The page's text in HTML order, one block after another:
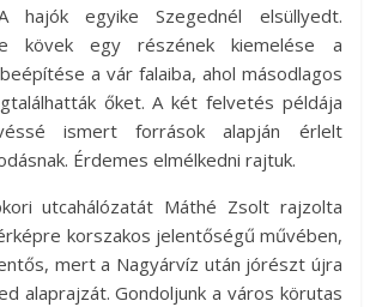
hajók egyike Szegednél elsüllyedt.
kövek egy részének kiemelése a
a vár falaiba, ahol másodlagos
őket. A két felvetés példája
ismert források alapján érlelt
Érdemes elmélkedni rajtuk.
utcahálózatát Máthé Zsolt rajzolta
korszakos jelentőségű művében,
mert a Nagyárvíz után jórészt újra
alaprajzát. Gondoljunk a város körutas